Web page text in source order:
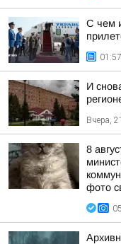
С чем
01:57
И
Вчера,
8
фото